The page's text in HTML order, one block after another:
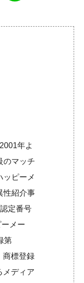
年よ
のマッチ
ッピーメ
性紹介事
定番号
メー
第
商標登録
メディア